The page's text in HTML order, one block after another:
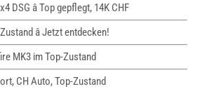
DSG â Top gepflegt, 14K CHF
â Jetzt entdecken!
MK3 im Top-Zustand
CH Auto, Top-Zustand